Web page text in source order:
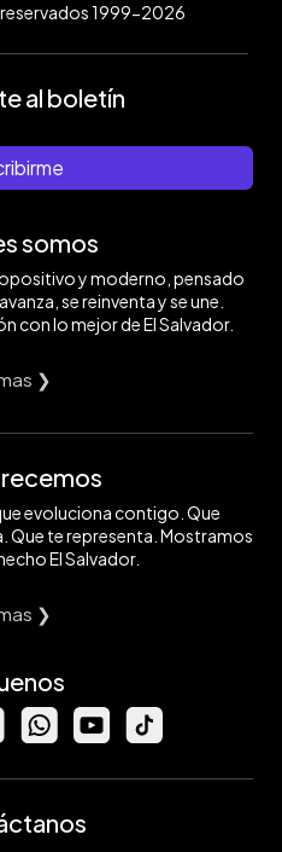
1999-2026
al boletín
somos
y moderno, pensado
se reinventa y se une.
con lo mejor de El Salvador.
❯
evoluciona contigo. Que
Que te representa. Mostramos
El Salvador.
❯